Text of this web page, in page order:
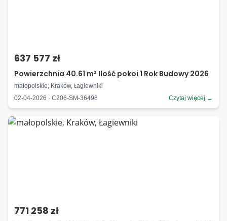
637 577 zł
Powierzchnia 40.61 m² Ilość pokoi 1 Rok Budowy 2026
małopolskie, Kraków, Łagiewniki
02-04-2026 · C206-SM-36498
Czytaj więcej →
771 258 zł